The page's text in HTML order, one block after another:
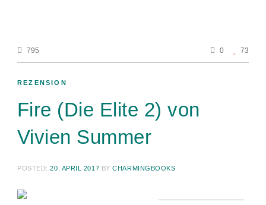
795 0 73
REZENSION
Fire (Die Elite 2) von
Vivien Summer
POSTED:20. APRIL 2017 BYCHARMINGBOOKS